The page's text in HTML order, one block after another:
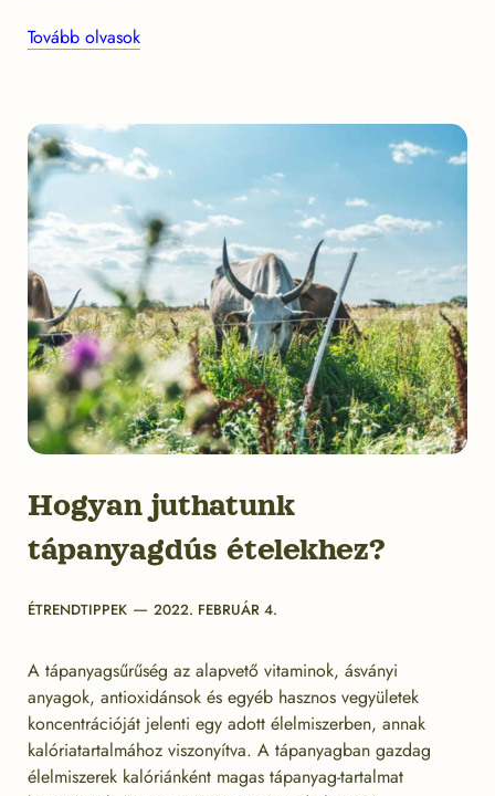
Tovább olvasok
Hogyan juthatunk
tápanyagdús ételekhez?
Categories
ÉTRENDTIPPEK Post
2022. FEBRUÁR 4.
A tápanyagsűrűség az alapvető vitaminok, ásványi
anyagok, antioxidánsok és egyéb hasznos vegyületek
koncentrációját jelenti egy adott élelmiszerben, annak
kalóriatartalmához viszonyítva. A tápanyagban gazdag
élelmiszerek kalóriánként magas tápanyag-tartalmat